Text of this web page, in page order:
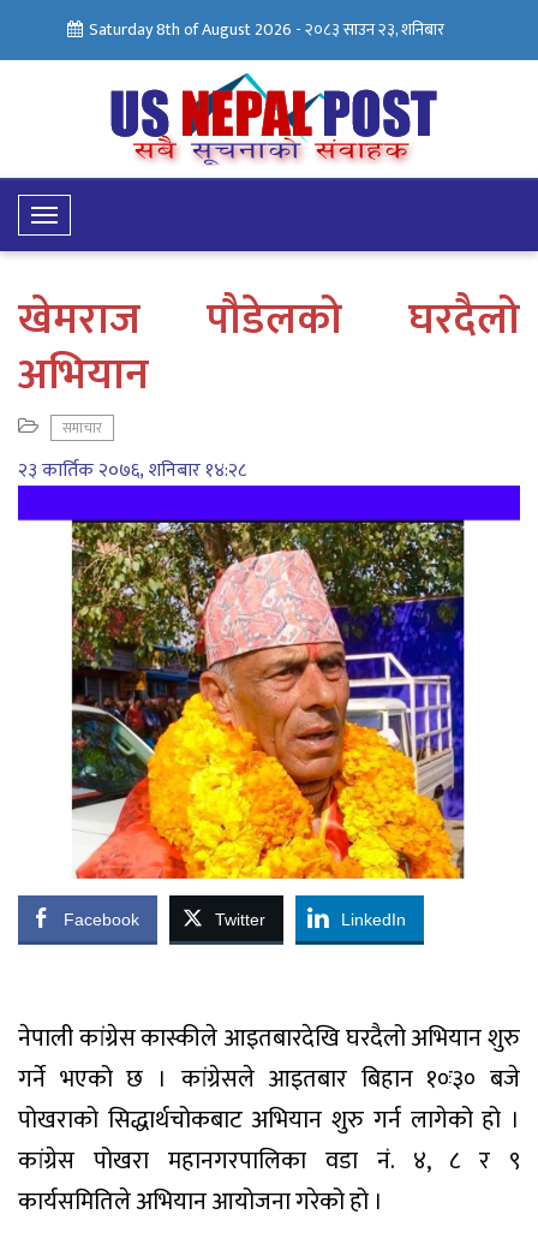
Saturday 8th of August 2026 -२०८३ साउन २३, शनिबार
Toggle
Navigation
खेमराज पौडेलको घरदैलो
अभियान
समाचार
२३ कार्तिक २०७६, शनिबार १४:२८
Facebook Twitter LinkedIn
नेपाली कांग्रेस कास्कीले आइतबारदेखि घरदैलो अभियान शुरु
गर्ने भएको छ । कांग्रेसले आइतबार बिहान १०ः३० बजे
पोखराको सिद्धार्थचोकबाट अभियान शुरु गर्न लागेको हो ।
कांग्रेस पोखरा महानगरपालिका वडा नं. ४, ८ र ९
कार्यसमितिले अभियान आयोजना गरेको हो ।